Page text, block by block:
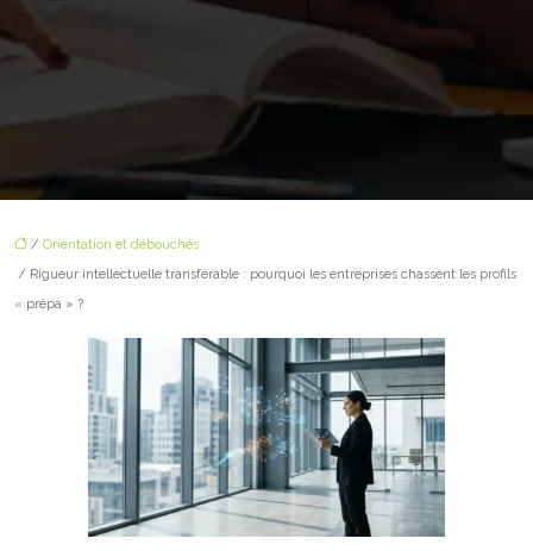
/ Orientation et débouchés
/ Rigueur intellectuelle transférable : pourquoi les entreprises chassent les profils
« prépa » ?